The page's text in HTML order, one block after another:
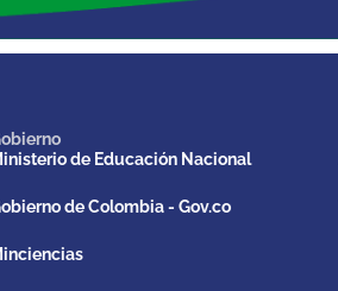
de Educación Nacional
de Colombia - Gov.co